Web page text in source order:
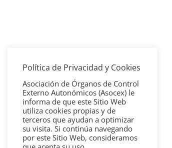
Política de Privacidad y Cookies
Asociación de Órganos de Control
Externo Autonómicos (Asocex) le
informa de que este Sitio Web
utiliza cookies propias y de
terceros que ayudan a optimizar
su visita. Si continúa navegando
por este Sitio Web, consideramos